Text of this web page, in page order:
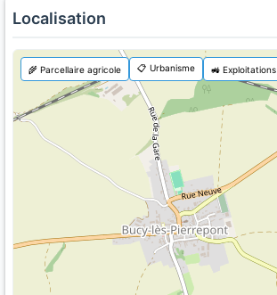
Localisation
🌾 Parcellaire agricole 📋 Urbanisme 🚜 Exploitations